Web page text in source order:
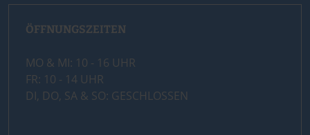
ÖFFNUNGSZEITEN
MO & MI: 10 - 16 UHR
FR: 10 - 14 UHR
DI, DO, SA & SO: GESCHLOSSEN